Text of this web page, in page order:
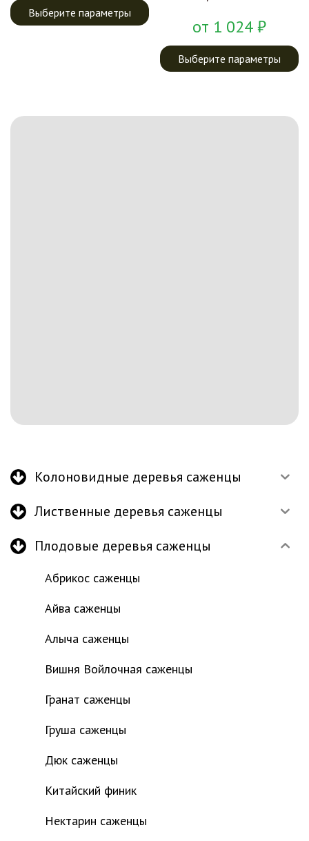
Колоновидные деревья саженцы
Лиственные деревья саженцы
Плодовые деревья саженцы
Абрикос саженцы
Айва саженцы
Алыча саженцы
Вишня Войлочная саженцы
Гранат саженцы
Груша саженцы
Дюк саженцы
Китайский финик
Нектарин саженцы
Выберите параметры
от 1 024₽
Выберите параметры